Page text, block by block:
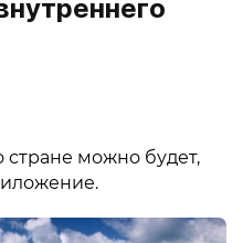
стране можно будет,